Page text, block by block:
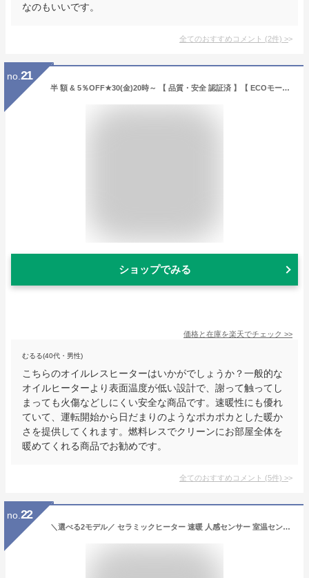
なのもいいです。
全てのおすすめコメント (2件) >
no. 21
半 額 & 5％OFF★30(金)20時～ 【 品質・安全 認証済 】【 ECOモード搭載 】オイルレスヒーター 1年保証 速暖 キャスター リモコン 付き ヒーター オイルフリーヒーター オイルヒーター 8畳 ホワイト ブラック 白 黒 電気ヒーター 省エネ 電気代 暖房
ショップでみる
価格と在庫を楽天でチェック >>
むるる(40代・男性)
こちらのオイルレスヒーターはいかがでしょうか？一般的な
オイルヒーターより表面温度が低い設計で、謝って触ってし
まっても火傷などしにくい安全な商品です。速暖性にも優れ
ていて、運転開始から日だまりのようなポカポカとした暖か
さを提供してくれます。燃料レスでクリーンにお部屋全体を
暖めてくれる商品でお勧めです。
全てのおすすめコメント (5件) >
no. 22
＼選べる2モデル／ セラミックヒーター 速暖 人感センサー 室温センサー 大風量 省エネ 節電 小型 軽量 コンパクト ファンヒーター 電気ストーブ ストーブ ヒーター 電気 リビング キッチン 寝室 洗面所 脱衣所 暖房 アイリスオーヤマ